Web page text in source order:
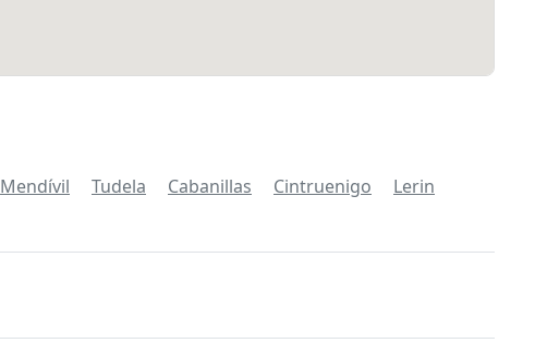
Mendívil Tudela Cabanillas Cintruenigo
Lerin